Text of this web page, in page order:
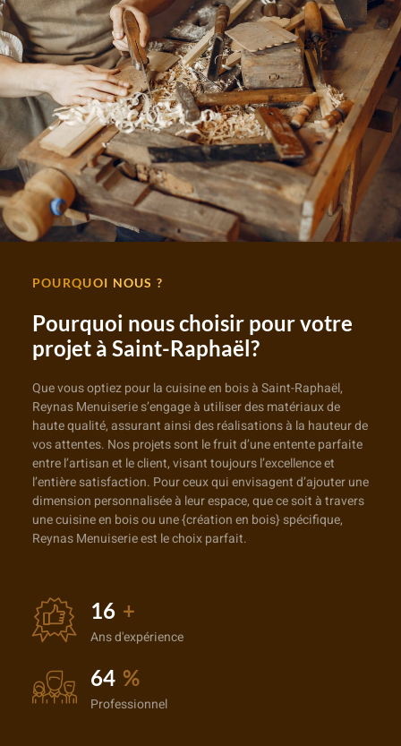
POURQUOI NOUS ?
Pourquoi nous choisir pour votre
projet à Saint-Raphaël?
Que vous optiez pour la cuisine en bois à Saint-Raphaël,
Reynas Menuiserie s’engage à utiliser des matériaux de
haute qualité, assurant ainsi des réalisations à la hauteur de
vos attentes. Nos projets sont le fruit d’une entente parfaite
entre l’artisan et le client, visant toujours l’excellence et
l’entière satisfaction. Pour ceux qui envisagent d’ajouter une
dimension personnalisée à leur espace, que ce soit à travers
une cuisine en bois ou une {création en bois} spécifique,
Reynas Menuiserie est le choix parfait.
25 +
Ans d'expérience
99 %
Professionnel